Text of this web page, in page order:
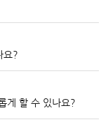
요?
게 할 수 있나요?